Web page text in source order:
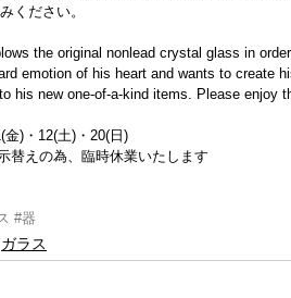
ください。
the original nonlead crystal glass in
emotion of his heart and wants to create
his new one-of-a-kind items. Please enjoy
金)・12(土)・20(日)
替えの為、臨時休業いたします
#器
ガラス